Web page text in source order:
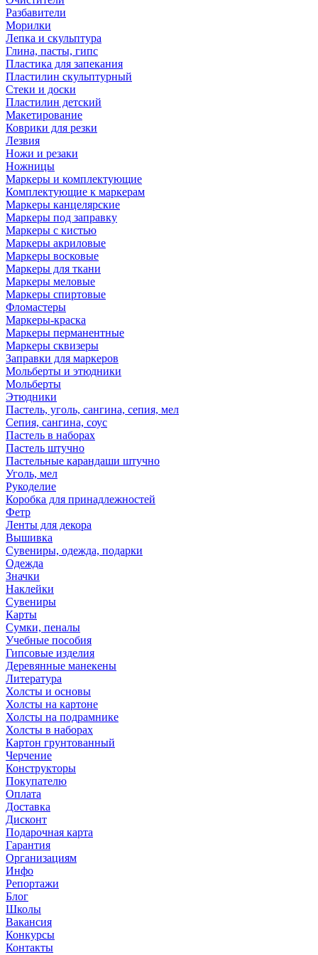
Разбавители
Морилки
Лепка и скульптура
Глина, пасты, гипс
Пластика для запекания
Пластилин скульптурный
Стеки и доски
Пластилин детский
Макетирование
Коврики для резки
Лезвия
Ножи и резаки
Ножницы
Маркеры и комплектующие
Комплектующие к маркерам
Маркеры канцелярские
Маркеры под заправку
Маркеры с кистью
Маркеры акриловые
Маркеры восковые
Маркеры для ткани
Маркеры меловые
Маркеры спиртовые
Фломастеры
Маркеры-краска
Маркеры перманентные
Маркеры сквизеры
Заправки для маркеров
Мольберты и этюдники
Мольберты
Этюдники
Пастель, уголь, сангина, сепия, мел
Сепия, сангина, соус
Пастель в наборах
Пастель штучно
Пастельные карандаши штучно
Уголь, мел
Рукоделие
Коробка для принадлежностей
Фетр
Ленты для декора
Вышивка
Сувениры, одежда, подарки
Одежда
Значки
Наклейки
Сувениры
Карты
Сумки, пеналы
Учебные пособия
Гипсовые изделия
Деревянные манекены
Литература
Холсты и основы
Холсты на картоне
Холсты на подрамнике
Холсты в наборах
Картон грунтованный
Черчение
Конструкторы
Покупателю
Оплата
Доставка
Дисконт
Подарочная карта
Гарантия
Организациям
Инфо
Репортажи
Блог
Школы
Вакансия
Конкурсы
Контакты